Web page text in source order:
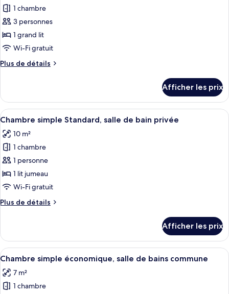
privée
bain
privée
photos
pour
ce
type
chambre :
double,
salle
de
bains
commune
1 chambre
3 personnes
1 grand lit
Wi-Fi gratuit
Plus de détails
Plus
Chambre
économique
double,
de
bains
commune
Afficher les prix
Afficher
toutes
les
photos
pour
ce
type
chambre :
Standard,
salle
de
bain
privée
Une chambre d’hôtel équipée d’un
8
Chambre simple Standard, salle de bain privée
10 m²
1 chambre
1 personne
1 lit jumeau
Wi-Fi gratuit
Plus de détails
Plus
Chambre
simple
Standard,
de
bain
Afficher les prix
Afficher
toutes
les
photos
Une chambre d’hôtel moderne
5
Chambre simple économique, salle de bains commune
7 m²
1 chambre